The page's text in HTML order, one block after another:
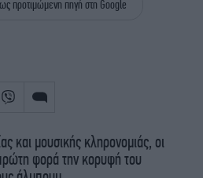
ΖΩΔΙΑ
προτιμώμενη πηγή στη Google
και μουσικής κληρονομιάς, οι
φορά την κορυφή του